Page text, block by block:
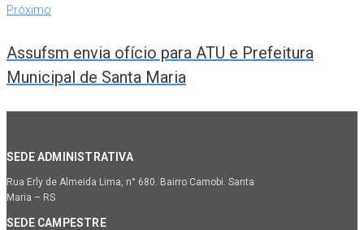
Próximo
Assufsm envia ofício para ATU e Prefeitura
Municipal de Santa Maria
SEDE ADMINISTRATIVA
Rua Erly de Almeida Lima, n° 680. Bairro Camobi. Santa
Maria – RS
SEDE CAMPESTRE